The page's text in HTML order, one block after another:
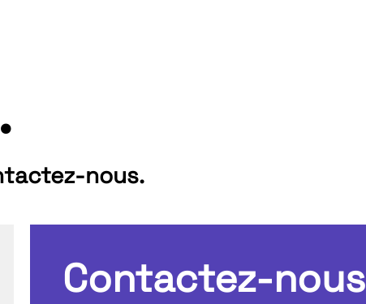
nous.
Contactez-nous